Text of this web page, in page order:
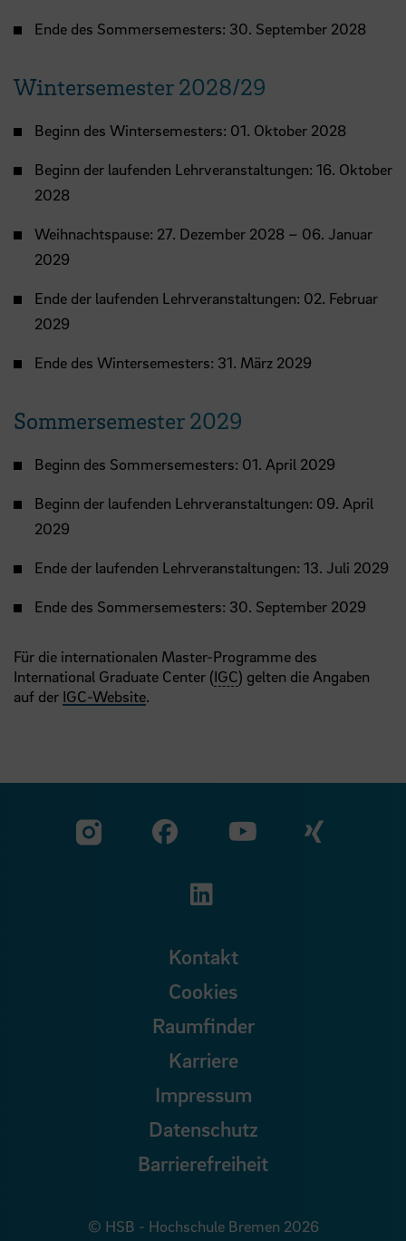
Ende des Sommersemesters: 30. September 2028
Wintersemester 2028/29
Beginn des Wintersemesters: 01. Oktober 2028
Beginn der laufenden Lehrveranstaltungen: 16. Oktober
2028
Weihnachtspause: 27. Dezember 2028 – 06. Januar
2029
Ende der laufenden Lehrveranstaltungen: 02. Februar
2029
Ende des Wintersemesters: 31. März 2029
Sommersemester 2029
Beginn des Sommersemesters: 01. April 2029
Beginn der laufenden Lehrveranstaltungen: 09. April
2029
Ende der laufenden Lehrveranstaltungen: 13. Juli 2029
Ende des Sommersemesters: 30. September 2029
Für die internationalen Master-Programme des
International Graduate Center (IGC) gelten die Angaben
auf der IGC-Website.
Zu unserer Facebook
Zu
Zu unserer
Kontakt
Cookies
Raumfinder
Karriere
Impressum
Datenschutz
Barrierefreiheit
© HSB - Hochschule Bremen 2026